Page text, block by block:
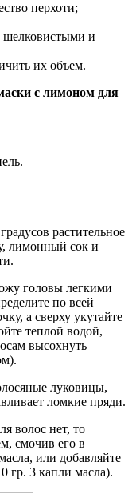
перхоти;
шелковистыми и
их объем.
с лимоном для
растительное
лимонный сок и
головы легкими
по всей
а сверху укутайте
теплой водой,
высохнуть
луковицы,
ломкие пряди.
волос нет, то
смочив его в
или добавляйте
гр. 3 капли масла).